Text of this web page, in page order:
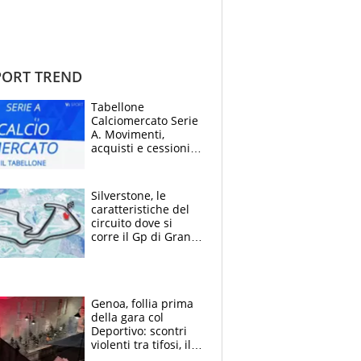
TREND
Tabellone
Calciomercato Serie
A. Movimenti,
acquisti e cessioni:
Silverstone, le
caratteristiche del
circuito dove si
corre il Gp di Gran
Genoa, follia prima
della gara col
Deportivo: scontri
violenti tra tifosi, il